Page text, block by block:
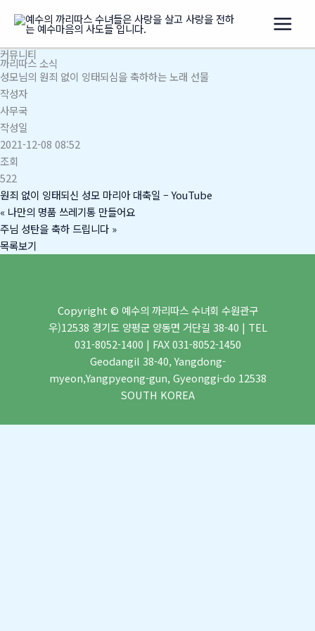
로
건
너
뛰
기
커뮤니티
까리따스 소식
성모님의 원죄 없이 잉태되심을 축하하는 노래 선물
작성자
사무국
작성일
2021-12-08 08:52
조회
522
원죄 없이 잉태되신 성모 마리아 대축일 – YouTube
« 나만의 명품 쓰레기통 만들어요
주님 성탄을 축하 드립니다 »
목록보기
Copyright © 예수의 까리따스 수녀회 수원관구
우)12538 경기도 양평군 양동면 거단길 38-40 | TEL
031-8052-1400 | FAX 031-8052-1450
Geodangil 38-40, Yangdong-
myeon,Yangpyeong-gun, Gyeonggi-do 12538
SOUTH KOREA